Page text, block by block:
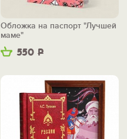
550 Р
Обложка на паспорт "Лучшей
маме"